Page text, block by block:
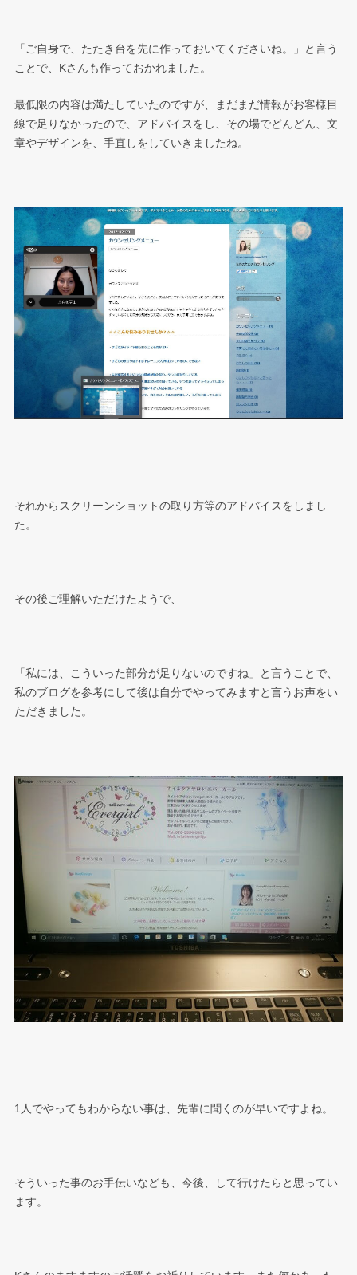
「ご自身で、たたき台を先に作っておいてくださいね。」と言う
ことで、Kさんも作っておかれました。
最低限の内容は満たしていたのですが、まだまだ情報がお客様目
線で足りなかったので、アドバイスをし、その場でどんどん、文
章やデザインを、手直しをしていきましたね。
それからスクリーンショットの取り方等のアドバイスをしまし
た。
その後ご理解いただけたようで、
「私には、こういった部分が足りないのですね」と言うことで、
私のブログを参考にして後は自分でやってみますと言うお声をい
ただきました。
1人でやってもわからない事は、先輩に聞くのが早いですよね。
そういった事のお手伝いなども、今後、して行けたらと思ってい
ます。